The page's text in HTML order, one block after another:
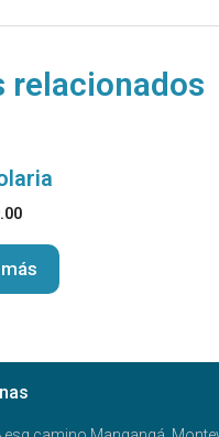
relacionados